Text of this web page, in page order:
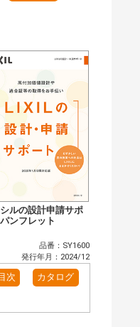
目次も検索
ームおすすめ（4）
・優遇制度を知る（2）
ア・引戸（2）
テリア（2）
2）
具（1）
（1）
ルの設計申請サポ
ンフレット
品番：SY1600
発行年月：2024/12
次 カタログ